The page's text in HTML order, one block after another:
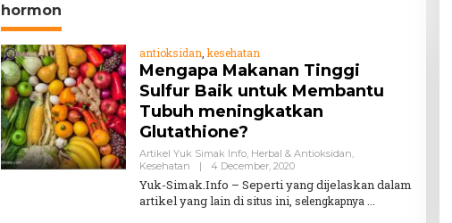
hormon
antioksidan,kesehatan
Mengapa Makanan Tinggi
Sulfur Baik untuk Membantu
Tubuh meningkatkan
Glutathione?
Artikel Yuk Simak Info, Herbal & Antioksidan,
Kesehatan
| 4 December, 2020By
August
Yuk-Simak.Info – Seperti yang dijelaskan dalam
artikel yang lain di situs ini, selengkapnya